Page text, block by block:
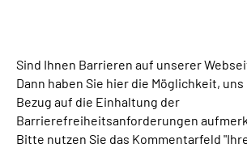
Erweiterte Suche
Gebärdensprache
Sind Ihnen Barrieren auf unserer
Dann haben Sie hier die Möglichkeit, uns
Bezug auf die Einhaltung der
Barrierefreiheitsanforderungen
Bitte nutzen Sie das Kommentarfeld